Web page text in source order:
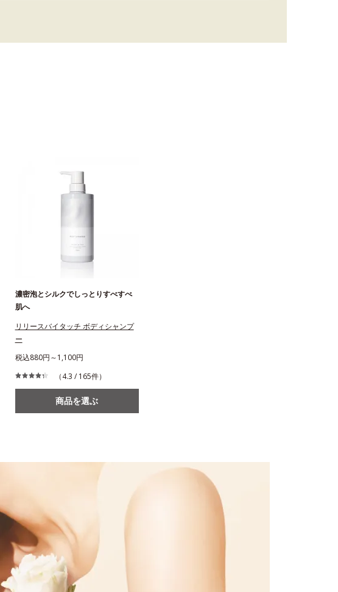
濃密泡とシルクでしっとりすべすべ
肌へ
リリースバイタッチ ボディシャンプ
ー
税込880円～1,100円
（4.3 / 165件）
商品を選ぶ